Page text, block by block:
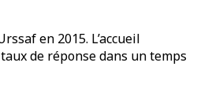
en 2015. L’accueil
de réponse dans un temps